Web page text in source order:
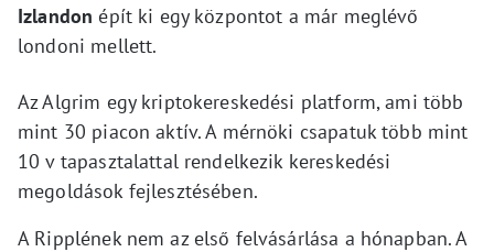
Izlandon épít ki egy központot a már meglévő
londoni mellett.
Az Algrim egy kriptokereskedési platform, ami több
mint 30 piacon aktív. A mérnöki csapatuk több mint
10 v tapasztalattal rendelkezik kereskedési
megoldások fejlesztésében.
A Ripplének nem az első felvásárlása a hónapban. A